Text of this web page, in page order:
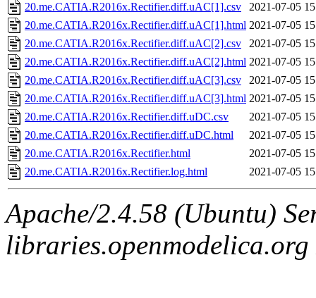
20.me.CATIA.R2016x.Rectifier.diff.uAC[1].csv
2021-07-05
20.me.CATIA.R2016x.Rectifier.diff.uAC[1].html 2021-07-05
20.me.CATIA.R2016x.Rectifier.diff.uAC[2].csv
2021-07-05
20.me.CATIA.R2016x.Rectifier.diff.uAC[2].html 2021-07-05
20.me.CATIA.R2016x.Rectifier.diff.uAC[3].csv
2021-07-05
20.me.CATIA.R2016x.Rectifier.diff.uAC[3].html 2021-07-05
20.me.CATIA.R2016x.Rectifier.diff.uDC.csv
2021-07-05
20.me.CATIA.R2016x.Rectifier.diff.uDC.html
2021-07-05
20.me.CATIA.R2016x.Rectifier.html
2021-07-05
20.me.CATIA.R2016x.Rectifier.log.html
2021-07-05
Apache/2.4.58 (Ubuntu)